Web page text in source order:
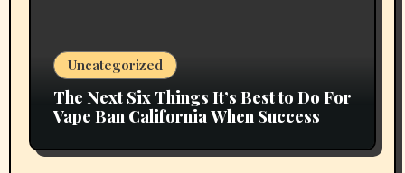
Uncategorized
The Next Six Things It’s Best to Do For
Vape Ban California When Success